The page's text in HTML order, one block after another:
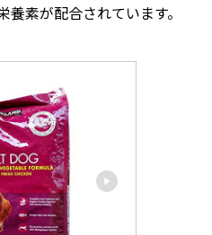
素が配合されています。